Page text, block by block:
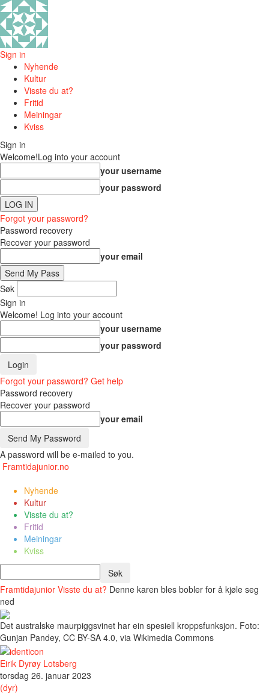
Sign in
Nyhende
Kultur
Visste du at?
Fritid
Meiningar
Kviss
Sign in
Welcome!Log into your account
your username
your password
Forgot your password?
Password recovery
Recover your password
your email
Søk
Sign in
Welcome! Log into your account
your username
your password
Forgot your password? Get help
Password recovery
Recover your password
your email
A password will be e-mailed to you.
Framtidajunior.no
Nyhende
Kultur
Visste du at?
Fritid
Meiningar
Kviss
Framtidajunior Visste du at? Denne karen bles bobler for å kjøle seg
ned
Det australske maurpiggsvinet har ein spesiell kroppsfunksjon. Foto:
Gunjan Pandey, CC BY-SA 4.0, via Wikimedia Commons
Eirik Dyrøy Lotsberg
torsdag 26. januar 2023
(dyr)